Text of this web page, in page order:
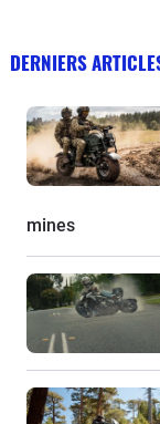
DERNIERS
mines